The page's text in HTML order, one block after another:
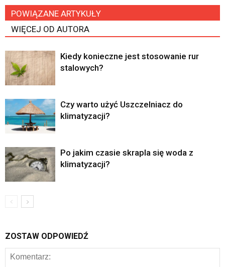
POWIĄZANE ARTYKUŁY
WIĘCEJ OD AUTORA
Kiedy konieczne jest stosowanie rur
stalowych?
Czy warto użyć Uszczelniacz do
klimatyzacji?
Po jakim czasie skrapla się woda z
klimatyzacji?
ZOSTAW ODPOWIEDŹ